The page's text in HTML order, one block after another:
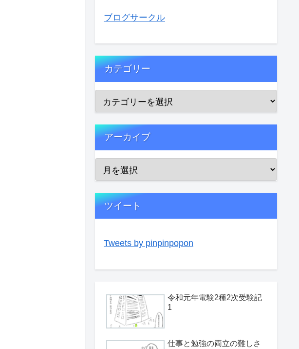
ブログサークル
カテゴリー
アーカイブ
ツイート
Tweets by pinpinpopon
令和元年電験2種2次受験記
1
仕事と勉強の両立の難しさ